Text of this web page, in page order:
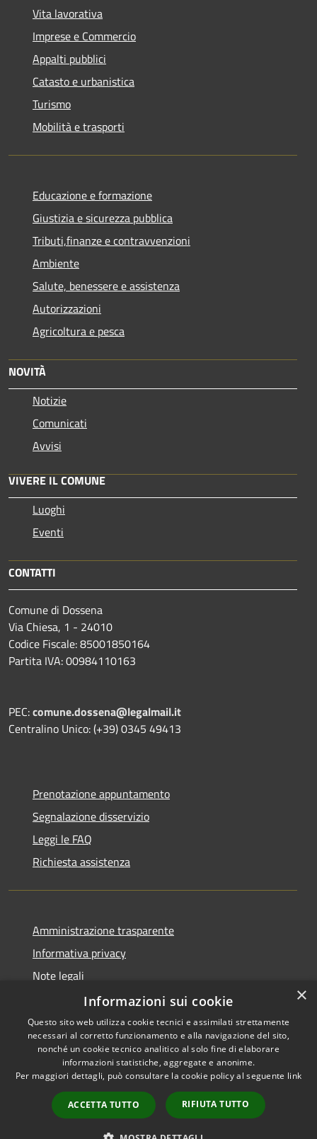
Vita lavorativa
Imprese e Commercio
Appalti pubblici
Catasto e urbanistica
Turismo
Mobilità e trasporti
Educazione e formazione
Giustizia e sicurezza pubblica
Tributi,finanze e contravvenzioni
Ambiente
Salute, benessere e assistenza
Autorizzazioni
Agricoltura e pesca
NOVITÀ
Notizie
Comunicati
Avvisi
VIVERE IL COMUNE
Luoghi
Eventi
CONTATTI
Comune di Dossena
Via Chiesa, 1 - 24010
Codice Fiscale: 85001850164
Partita IVA: 00984110163
PEC:comune.dossena@legalmail.it
Centralino Unico: (+39) 0345 49413
Prenotazione appuntamento
Segnalazione disservizio
Leggi le FAQ
Richiesta assistenza
Amministrazione trasparente
Informativa privacy
Note legali
Dichiarazione di accessibilità
RSS
Accessibilità
Copyright © 2026 • Comune di
Dossena • Powered by
Municipium•
Accesso
redazione
×
Informazioni sui cookie
Questo sito web utilizza cookie tecnici e assimilati strettamente
necessari al corretto funzionamento e alla navigazione del sito,
nonché un cookie tecnico analitico al solo fine di elaborare
informazioni statistiche, aggregate e anonime.
Per maggiori dettagli, può consultare la cookie policy al seguente link
ACCETTA TUTTO RIFIUTA TUTTO